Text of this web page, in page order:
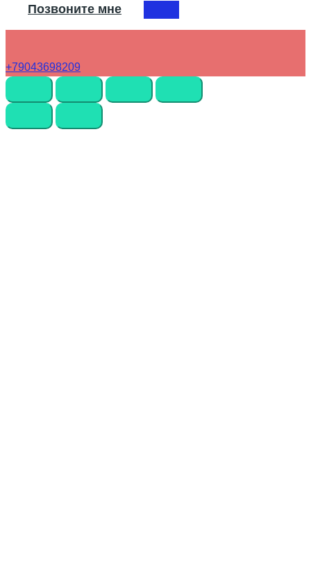
Позвоните мне
+79043698209